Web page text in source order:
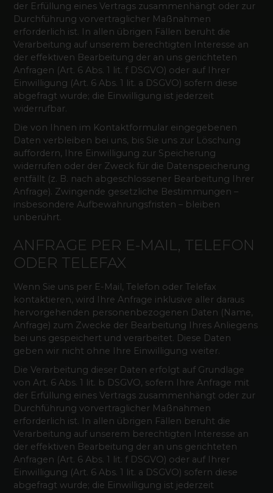
der Erfüllung eines Vertrags zusammenhängt oder zur
Durchführung vorvertraglicher Maßnahmen
erforderlich ist. In allen übrigen Fällen beruht die
Verarbeitung auf unserem berechtigten Interesse an
der effektiven Bearbeitung der an uns gerichteten
Anfragen (Art. 6 Abs. 1 lit. f DSGVO) oder auf Ihrer
Einwilligung (Art. 6 Abs. 1 lit. a DSGVO) sofern diese
abgefragt wurde; die Einwilligung ist jederzeit
widerrufbar.
Die von Ihnen im Kontaktformular eingegebenen
Daten verbleiben bei uns, bis Sie uns zur Löschung
auffordern, Ihre Einwilligung zur Speicherung
widerrufen oder der Zweck für die Datenspeicherung
entfällt (z. B. nach abgeschlossener Bearbeitung Ihrer
Anfrage). Zwingende gesetzliche Bestimmungen –
insbesondere Aufbewahrungsfristen – bleiben
unberührt.
ANFRAGE PER E-MAIL, TELEFON
ODER TELEFAX
Wenn Sie uns per E-Mail, Telefon oder Telefax
kontaktieren, wird Ihre Anfrage inklusive aller daraus
hervorgehenden personenbezogenen Daten (Name,
Anfrage) zum Zwecke der Bearbeitung Ihres Anliegens
bei uns gespeichert und verarbeitet. Diese Daten
geben wir nicht ohne Ihre Einwilligung weiter.
Die Verarbeitung dieser Daten erfolgt auf Grundlage
von Art. 6 Abs. 1 lit. b DSGVO, sofern Ihre Anfrage mit
der Erfüllung eines Vertrags zusammenhängt oder zur
Durchführung vorvertraglicher Maßnahmen
erforderlich ist. In allen übrigen Fällen beruht die
Verarbeitung auf unserem berechtigten Interesse an
der effektiven Bearbeitung der an uns gerichteten
Anfragen (Art. 6 Abs. 1 lit. f DSGVO) oder auf Ihrer
Einwilligung (Art. 6 Abs. 1 lit. a DSGVO) sofern diese
abgefragt wurde; die Einwilligung ist jederzeit